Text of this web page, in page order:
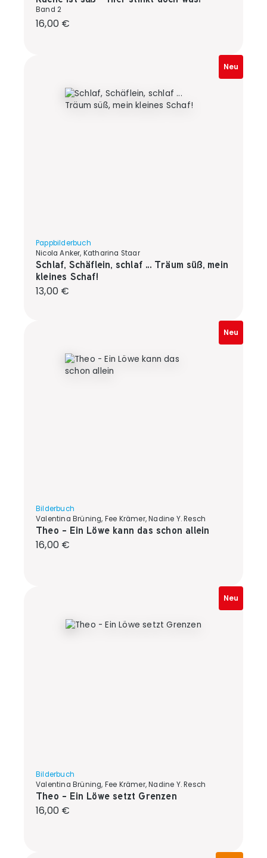
Band 2
Regulärer Preis:
16,00 €
Neu
Pappbilderbuch
Nicola Anker, Katharina Staar
Schlaf, Schäflein, schlaf ... Träum süß, mein
kleines Schaf!
Regulärer Preis:
13,00 €
Neu
Bilderbuch
Valentina Brüning, Fee Krämer, Nadine Y. Resch
Theo - Ein Löwe kann das schon allein
Regulärer Preis:
16,00 €
Neu
Bilderbuch
Valentina Brüning, Fee Krämer, Nadine Y. Resch
Theo - Ein Löwe setzt Grenzen
Regulärer Preis:
16,00 €